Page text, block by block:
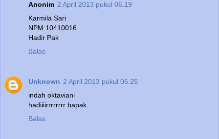
Anonim 2 April 2013 pukul 06.19
Karmila Sari
NPM:10410016
Hadir Pak
Balas
Unknown 2 April 2013 pukul 06.25
indah oktaviani
hadiiiirrrrrrrr bapak..
Balas